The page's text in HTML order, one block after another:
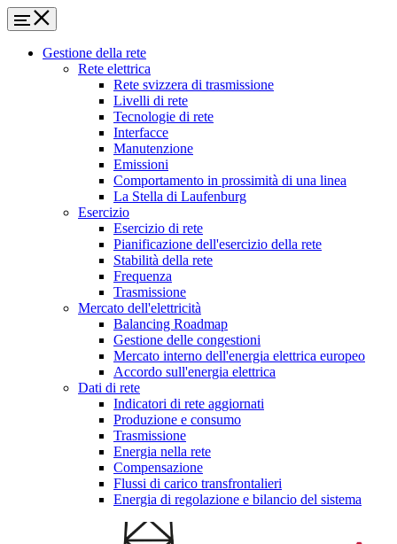
Gestione della rete
Rete elettrica
Rete svizzera di trasmissione
Livelli di rete
Tecnologie di rete
Interfacce
Manutenzione
Emissioni
Comportamento in prossimità di una linea
La Stella di Laufenburg
Esercizio
Esercizio di rete
Pianificazione dell'esercizio della rete
Stabilità della rete
Frequenza
Trasmissione
Mercato dell'elettricità
Balancing Roadmap
Gestione delle congestioni
Mercato interno dell'energia elettrica europeo
Accordo sull'energia elettrica
Dati di rete
Indicatori di rete aggiornati
Produzione e consumo
Trasmissione
Energia nella rete
Compensazione
Flussi di carico transfrontalieri
Energia di regolazione e bilancio del sistema